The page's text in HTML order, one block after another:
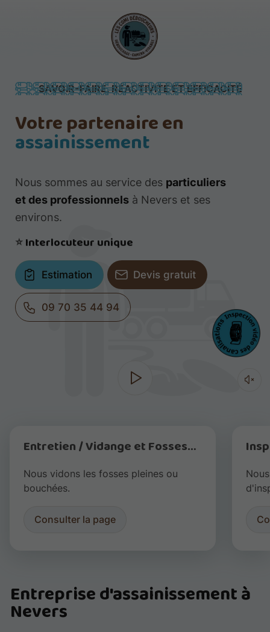
SAVOIR-FAIRE, RÉACTIVITÉ ET EFFICACITÉ
Votre partenaire en
assainissement
Nous sommes au service des particuliers
et des professionnels à Nevers et ses
environs.
⭐​​​​​​​Interlocuteur unique
Estimation Devis gratuit
09 70 35 44 94
Entretien / Vidange et Fosses
Nous vidons les fosses pleines ou
bouchées.
Consulter la page
Entreprise d'assainissement à
Nevers